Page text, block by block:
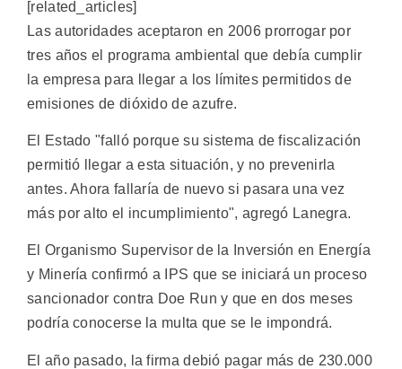
[related_articles]
Las autoridades aceptaron en 2006 prorrogar por
tres años el programa ambiental que debía cumplir
la empresa para llegar a los límites permitidos de
emisiones de dióxido de azufre.
El Estado "falló porque su sistema de fiscalización
permitió llegar a esta situación, y no prevenirla
antes. Ahora fallaría de nuevo si pasara una vez
más por alto el incumplimiento", agregó Lanegra.
El Organismo Supervisor de la Inversión en Energía
y Minería confirmó a IPS que se iniciará un proceso
sancionador contra Doe Run y que en dos meses
podría conocerse la multa que se le impondrá.
El año pasado, la firma debió pagar más de 230.000